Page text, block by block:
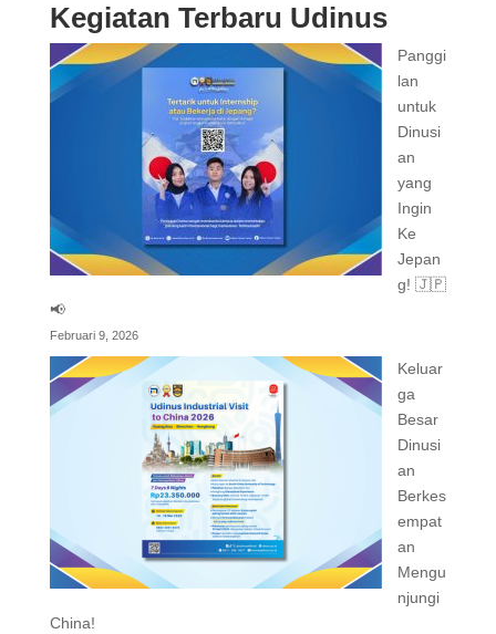
Kegiatan Terbaru Udinus
Panggi
lan
untuk
Dinusi
an
yang
Ingin
Ke
Jepan
g! 🇯🇵
📢
Februari 9, 2026
Keluar
ga
Besar
Dinusi
an
Berkes
empat
an
Mengu
njungi
China!